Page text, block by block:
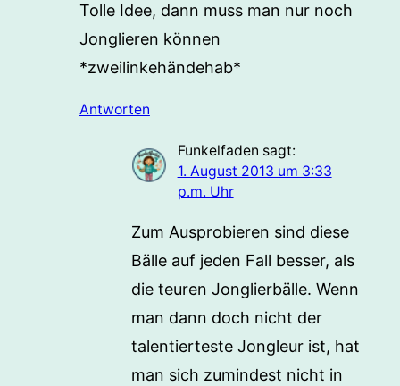
Tolle Idee, dann muss man nur noch
Jonglieren können
*zweilinkehändehab*
Antworten
Funkelfaden sagt:
1. August 2013 um 3:33
p.m. Uhr
Zum Ausprobieren sind diese
Bälle auf jeden Fall besser, als
die teuren Jonglierbälle. Wenn
man dann doch nicht der
talentierteste Jongleur ist, hat
man sich zumindest nicht in